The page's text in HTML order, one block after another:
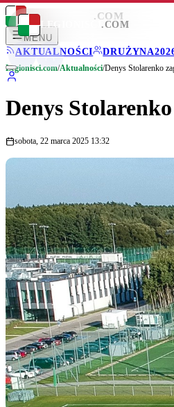
LEGIONISCI .COM
MENU
AKTUALNOŚCI
DRUŻYNA
LEGIONISCI .COM
Legionisci.com/Aktualności/Denys Stolarenko
Denys
sobota, 22 marca 2025 13:32